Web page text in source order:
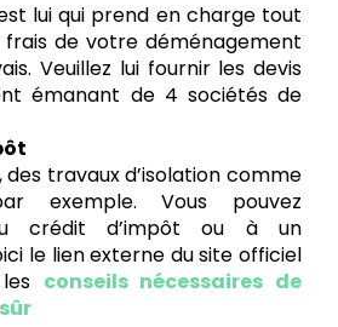
lui qui prend en charge tout
de votre déménagement
Veuillez lui fournir les devis
émanant de 4 sociétés de
des travaux d’isolation comme
exemple. Vous pouvez
crédit d’impôt ou à un
le lien externe du site officiel
conseils nécessaires de